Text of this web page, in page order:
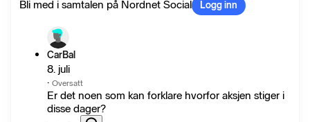
Bli med i samtalen på Nordnet Social
Logg inn
CarBal
8. juli
· Oversatt
Er det noen som kan forklare hvorfor aksjen stiger i
disse dager?